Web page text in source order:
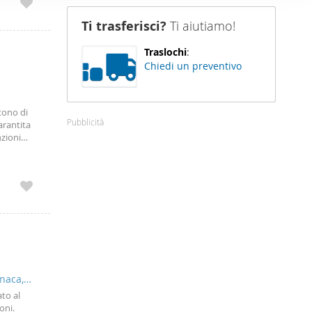
sito
loro
di
al
Ti trasferisci? Ti aiutiamo!
Traslochi:
Chiedi un preventivo
Pubblicità